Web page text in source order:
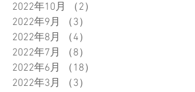
2022年10月
（2）
2022年9月
（3）
2022年8月
（4）
2022年7月
（8）
2022年6月
（18）
2022年3月
（3）